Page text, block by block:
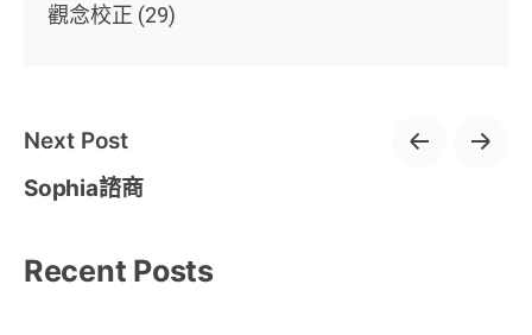
觀念校正 (29)
Next Post
Sophia諮商
Recent Posts